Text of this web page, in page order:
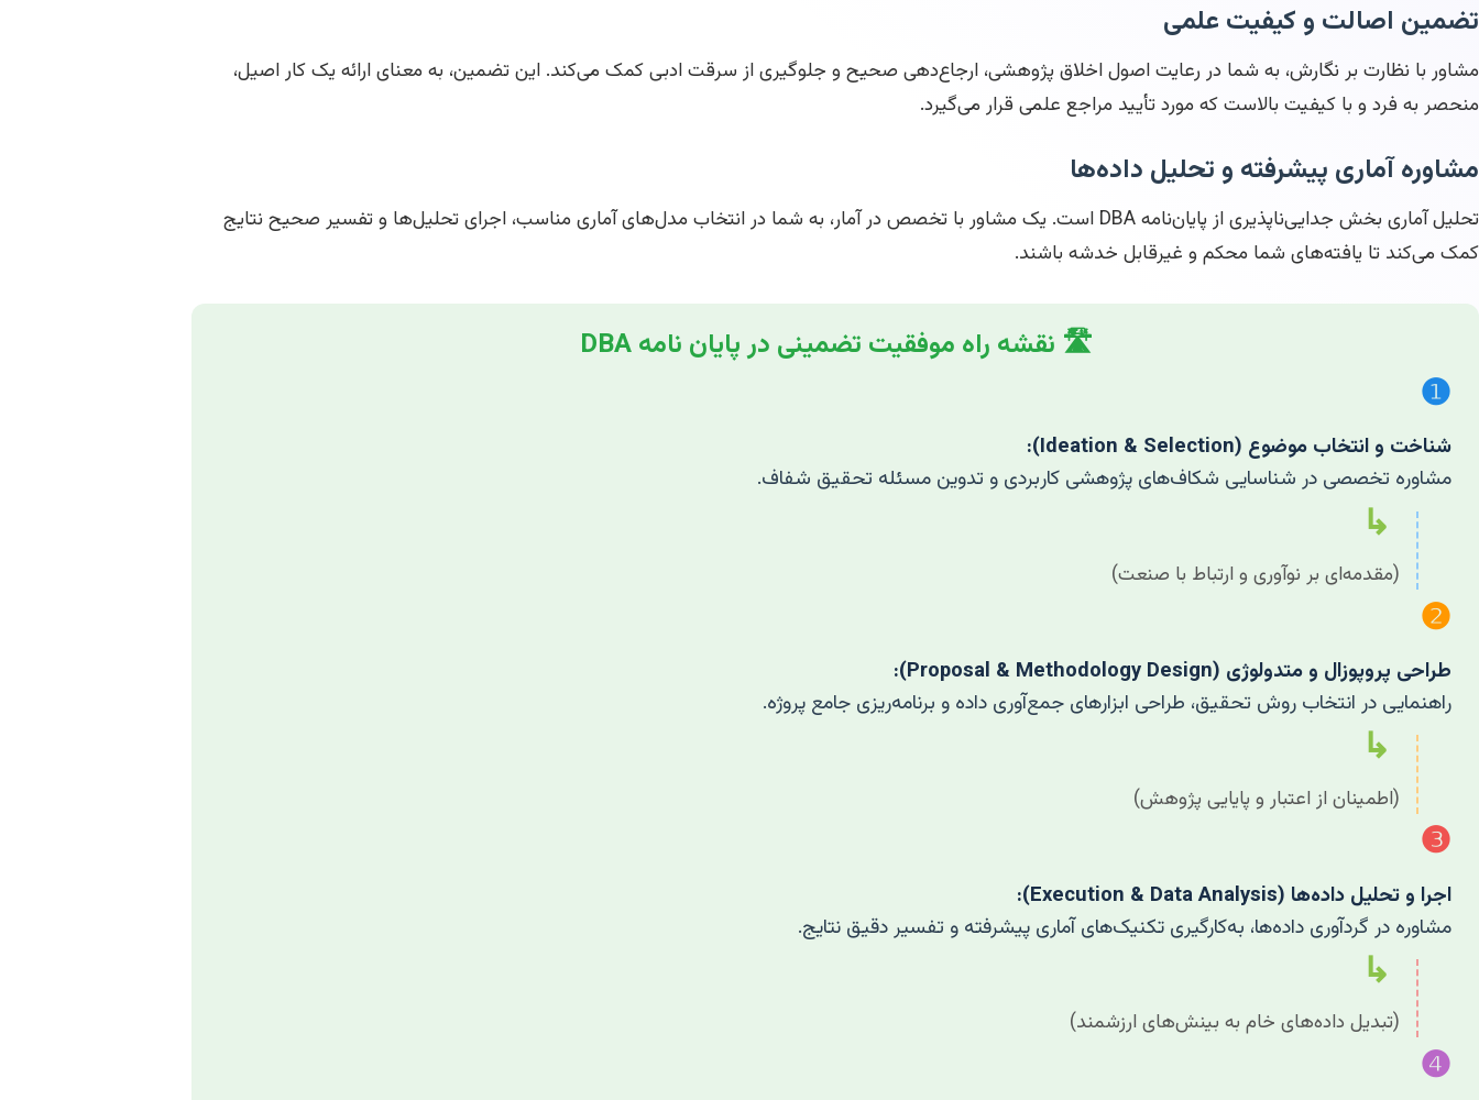
تضمین اصالت و کیفیت علمی
مشاور با نظارت بر نگارش، به شما در رعایت اصول اخلاق پژوهشی، ارجاع‌دهی صحیح و جلوگیری از سرقت ادبی کمک می‌کند. این تضمین، به معنای ارائه یک کار اصیل،
منحصر به فرد و با کیفیت بالاست که مورد تأیید مراجع علمی قرار می‌گیرد.
مشاوره آماری پیشرفته و تحلیل داده‌ها
تحلیل آماری بخش جدایی‌ناپذیری از پایان‌نامه DBA است. یک مشاور با تخصص در آمار، به شما در انتخاب مدل‌های آماری مناسب، اجرای تحلیل‌ها و تفسیر صحیح نتایج
کمک می‌کند تا یافته‌های شما محکم و غیرقابل خدشه باشند.
🛣️ نقشه راه موفقیت تضمینی در پایان نامه DBA
❶
شناخت و انتخاب موضوع (Ideation & Selection):
مشاوره تخصصی در شناسایی شکاف‌های پژوهشی کاربردی و تدوین مسئله تحقیق شفاف.
↳
(مقدمه‌ای بر نوآوری و ارتباط با صنعت)
❷
طراحی پروپوزال و متدولوژی (Proposal & Methodology Design):
راهنمایی در انتخاب روش تحقیق، طراحی ابزارهای جمع‌آوری داده و برنامه‌ریزی جامع پروژه.
↳
(اطمینان از اعتبار و پایایی پژوهش)
❸
اجرا و تحلیل داده‌ها (Execution & Data Analysis):
مشاوره در گردآوری داده‌ها، به‌کارگیری تکنیک‌های آماری پیشرفته و تفسیر دقیق نتایج.
↳
(تبدیل داده‌های خام به بینش‌های ارزشمند)
❹